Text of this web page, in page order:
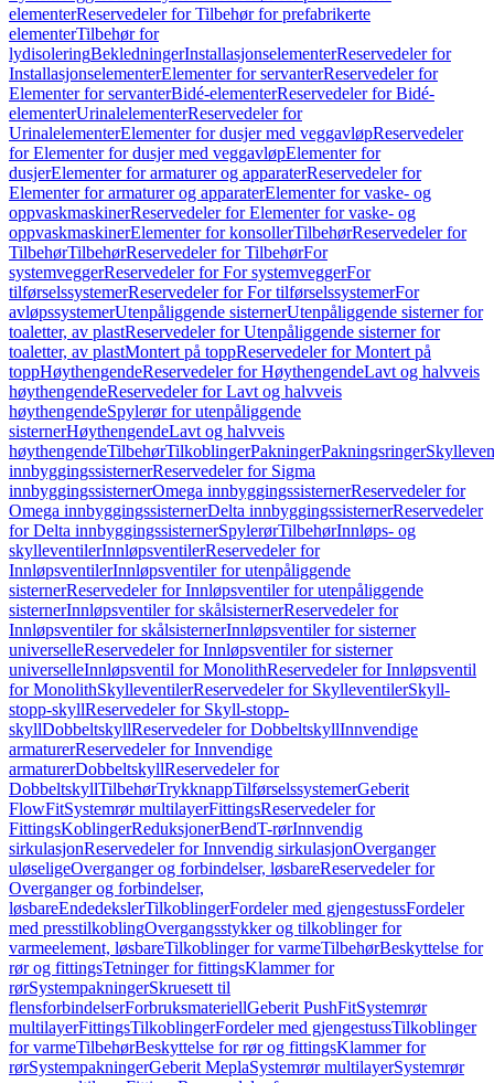
elementerReservedeler for Tilbehør for prefabrikerte
elementerTilbehør for
lydisoleringBekledningerInstallasjonselementerReservedeler for
InstallasjonselementerElementer for servanterReservedeler for
Elementer for servanterBidé-elementerReservedeler for Bidé-
elementerUrinalelementerReservedeler for
UrinalelementerElementer for dusjer med veggavløpReservedeler
for Elementer for dusjer med veggavløpElementer for
dusjerElementer for armaturer og apparaterReservedeler for
Elementer for armaturer og apparaterElementer for vaske- og
oppvaskmaskinerReservedeler for Elementer for vaske- og
oppvaskmaskinerElementer for konsollerTilbehørReservedeler for
TilbehørTilbehørReservedeler for TilbehørFor
systemveggerReservedeler for For systemveggerFor
tilførselssystemerReservedeler for For tilførselssystemerFor
avløpssystemerUtenpåliggende sisternerUtenpåliggende sisterner for
toaletter, av plastReservedeler for Utenpåliggende sisterner for
toaletter, av plastMontert på toppReservedeler for Montert på
toppHøythengendeReservedeler for HøythengendeLavt og halvveis
høythengendeReservedeler for Lavt og halvveis
høythengendeSpylerør for utenpåliggende
sisternerHøythengendeLavt og halvveis
høythengendeTilbehørTilkoblingerPakningerPakningsringer
innbyggingssisternerReservedeler for Sigma
innbyggingssisternerOmega innbyggingssisternerReservedeler for
Omega innbyggingssisternerDelta innbyggingssisternerReservedeler
for Delta innbyggingssisternerSpylerørTilbehørInnløps- og
skylleventilerInnløpsventilerReservedeler for
InnløpsventilerInnløpsventiler for utenpåliggende
sisternerReservedeler for Innløpsventiler for utenpåliggende
sisternerInnløpsventiler for skålsisternerReservedeler for
Innløpsventiler for skålsisternerInnløpsventiler for sisterner
universelleReservedeler for Innløpsventiler for sisterner
universelleInnløpsventil for MonolithReservedeler for Innløpsventil
for MonolithSkylleventilerReservedeler for SkylleventilerSkyll-
stopp-skyllReservedeler for Skyll-stopp-
skyllDobbeltskyllReservedeler for DobbeltskyllInnvendige
armaturerReservedeler for Innvendige
armaturerDobbeltskyllReservedeler for
DobbeltskyllTilbehørTrykknappTilførselssystemerGeberit
FlowFitSystemrør multilayerFittingsReservedeler for
FittingsKoblingerReduksjonerBendT-rørInnvendig
sirkulasjonReservedeler for Innvendig sirkulasjonOverganger
uløseligeOverganger og forbindelser, løsbareReservedeler for
Overganger og forbindelser,
løsbareEndedekslerTilkoblingerFordeler med gjengestussFordeler
med presstilkoblingOvergangsstykker og tilkoblinger for
varmeelement, løsbareTilkoblinger for varmeTilbehørBeskyttelse for
rør og fittingsTetninger for fittingsKlammer for
rørSystempakningerSkruesett til
flensforbindelserForbruksmateriellGeberit PushFitSystemrør
multilayerFittingsTilkoblingerFordeler med gjengestussTilkoblinger
for varmeTilbehørBeskyttelse for rør og fittingsKlammer for
rørSystempakningerGeberit MeplaSystemrør multilayerSystemrør